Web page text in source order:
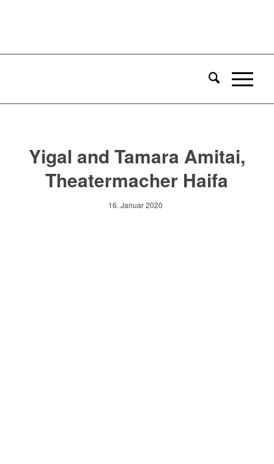
Yigal and Tamara Amitai,
Theatermacher Haifa
16. Januar 2020